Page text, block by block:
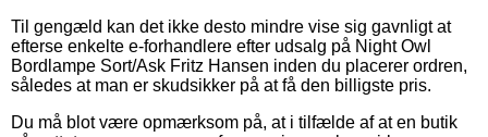
Til gengæld kan det ikke desto mindre vise sig gavnligt at
efterse enkelte e-forhandlere efter udsalg på Night Owl
Bordlampe Sort/Ask Fritz Hansen inden du placerer ordren,
således at man er skudsikker på at få den billigste pris.
Du må blot være opmærksom på, at i tilfælde af at en butik